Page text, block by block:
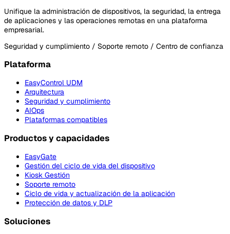
Unifique la administración de dispositivos, la seguridad, la entrega
de aplicaciones y las operaciones remotas en una plataforma
empresarial.
Seguridad y cumplimiento / Soporte remoto / Centro de confianza
Plataforma
EasyControl UDM
Arquitectura
Seguridad y cumplimiento
AIOps
Plataformas compatibles
Productos y capacidades
EasyGate
Gestión del ciclo de vida del dispositivo
Kiosk Gestión
Soporte remoto
Ciclo de vida y actualización de la aplicación
Protección de datos y DLP
Soluciones